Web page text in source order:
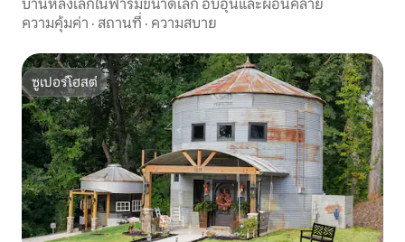
บ้านหลังเล็กในฟาร์มขนาดเล็ก อบอุ่นและผ่อนคลาย
ความคุ้มค่า · สถานที่ · ความสบาย
ซูเปอร์โฮสต์
ซูเปอร์โฮสต์